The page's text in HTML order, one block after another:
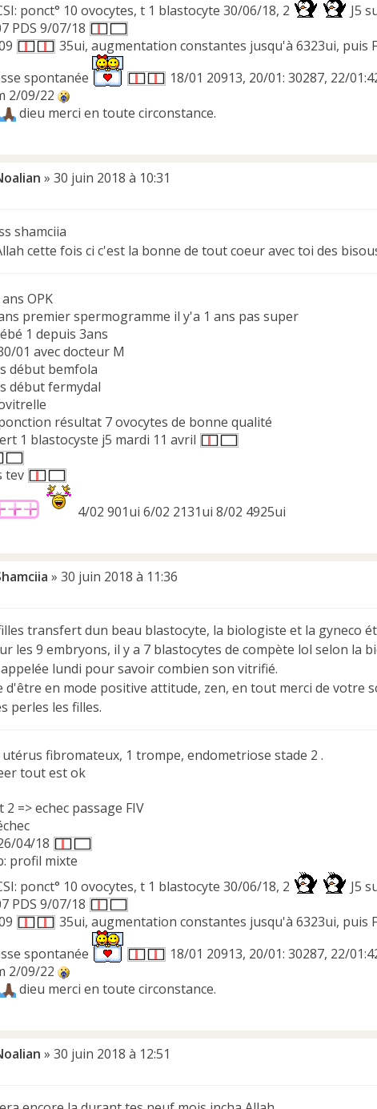
ponct° 10 ovocytes, t 1 blastocyte 30/06/18, 2
J5
PDS 9/07/18
35ui, augmentation constantes jusqu'à 6323ui, puis
spontanée
18/01 20913, 20/01: 30287, 22/
2/09/22
dieu merci en toute circonstance.
» 30 juin 2018 à 10:31
shamciia
cette fois ci c'est la bonne de tout coeur avec toi des
OPK
premier spermogramme il y'a 1 ans pas super
1 depuis 3ans
01 avec docteur M
début bemfola
début fermydal
résultat 7 ovocytes de bonne qualité
1 blastocyste j5 mardi 11 avril
tev
4/02 901ui 6/02 2131ui 8/02 4925ui
» 30 juin 2018 à 11:36
transfert dun beau blastocyte, la biologiste et la gyneco
les 9 embryons, il y a 7 blastocytes de compète lol selon la
appelée lundi pour savoir combien son vitrifié.
d'être en mode positive attitude, zen, en tout merci de votre
perles les filles.
utérus fibromateux, 1 trompe, endometriose stade 2 .
tout est ok
2 => echec passage FIV
04/18
profil mixte
ponct° 10 ovocytes, t 1 blastocyte 30/06/18, 2
J5
PDS 9/07/18
35ui, augmentation constantes jusqu'à 6323ui, puis
spontanée
18/01 20913, 20/01: 30287, 22/
2/09/22
dieu merci en toute circonstance.
» 30 juin 2018 à 12:51